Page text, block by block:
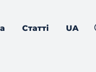
Статті UA